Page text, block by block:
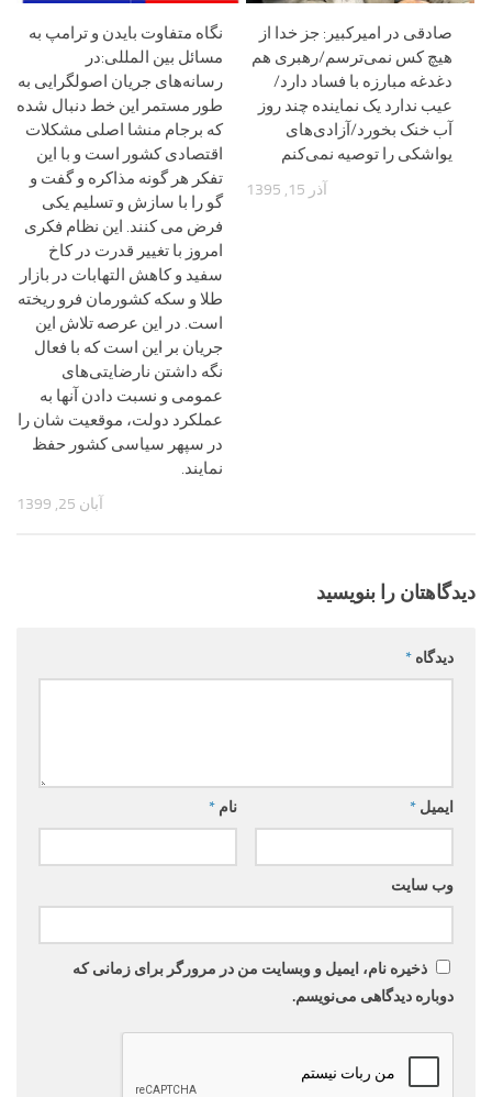
نگاه متفاوت بایدن و ترامپ به
مسائل بین المللی:در
رسانه‌های جریان اصولگرایی به
طور مستمر این خط دنبال شده
که برجام منشا اصلی مشکلات
اقتصادی کشور است و با این
تفکر هر گونه مذاکره و گفت و
گو را با سازش و تسلیم یکی
فرض می کنند. این نظام فکری
امروز با تغییر قدرت در کاخ
سفید و کاهش التهابات در بازار
طلا و سکه کشورمان فرو ریخته
است. در این عرصه تلاش این
جریان بر این است که با فعال
نگه داشتن نارضایتی‌های
عمومی و نسبت دادن آنها به
عملکرد دولت، موقعیت شان را
در سپهر سیاسی کشور حفظ
نمایند.
آبان 25, 1399
صادقی در امیرکبیر: جز خدا از
هیچ کس نمی‌ترسم/رهبری هم
دغدغه مبارزه با فساد دارد/
عیب ندارد یک نماینده چند روز
آب خنک بخورد/آزادی‌های
یواشکی را توصیه نمی‌کنم
آذر 15, 1395
دیدگاهتان را بنویسید
دیدگاه *
نام * ایمیل *
وب‌ سایت
ذخیره نام، ایمیل و وبسایت من در مرورگر برای زمانی که
دوباره دیدگاهی می‌نویسم.